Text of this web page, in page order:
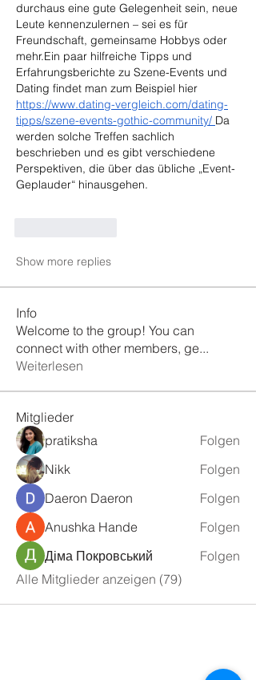
durchaus eine gute Gelegenheit sein, neue
Leute kennenzulernen – sei es für
Freundschaft, gemeinsame Hobbys oder
mehr.Ein paar hilfreiche Tipps und
Erfahrungsberichte zu Szene-Events und
https://www.dating-vergleich.com/dating-
tipps/szene-events-gothic-community/ Da
werden solche Treffen sachlich
beschrieben und es gibt verschiedene
Perspektiven, die über das übliche „Event-
Geplauder“ hinausgehen.
Show more replies
Info
Welcome to the group! You can
connect with other members, ge...
Weiterlesen
Mitglieder
pratiksha
Folgen
Nikk
Folgen
Daeron Daeron
Folgen
Anushka Hande
Folgen
Діма Покровський
Folgen
Alle Mitglieder anzeigen (79)